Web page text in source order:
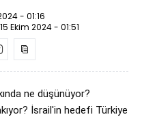
- 01:16
15 Ekim 2024 - 01:51
ne düşünüyor?
İsrail'in hedefi Türkiye